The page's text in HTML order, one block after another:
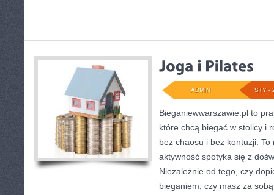
STY -
ADMIN
Bieganiewwarszawie.pl to
które chcą biegać w stolicy i
bez chaosu i bez kontuzji.
aktywność spotyka się z
Niezależnie od tego, czy
bieganiem, czy masz za